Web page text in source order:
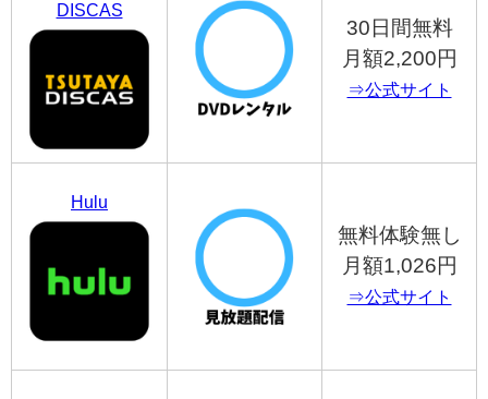
DISCAS
30日間無料
月額2,200円
⇒公式サイト
Hulu
無料体験無し
月額1,026円
⇒公式サイト